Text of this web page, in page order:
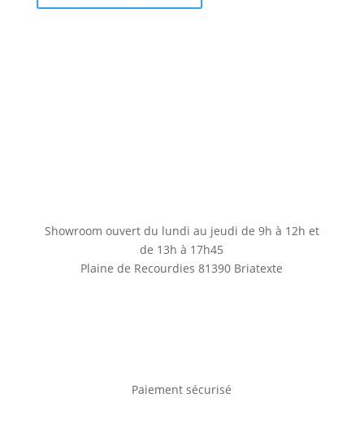
Showroom ouvert du lundi au jeudi de 9h à 12h et
de 13h à 17h45
Plaine de Recourdies81390 Briatexte
Paiement sécurisé